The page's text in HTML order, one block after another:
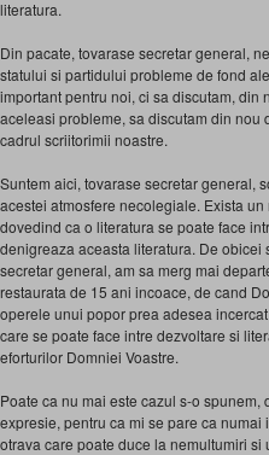
literatura.
Din pacate, tovarase secretar general,
statului si partidului probleme de fond
important pentru noi, ci sa discutam, din
aceleasi probleme, sa discutam din nou
cadrul scriitorimii noastre.
Suntem aici, tovarase secretar general,
acestei atmosfere necolegiale. Exista
dovedind ca o literatura se poate face
denigreaza aceasta literatura. De
secretar general, am sa merg mai
restaurata de 15 ani incoace, de cand
operele unui popor prea adesea
care se poate face intre dezvoltare si
eforturilor Domniei Voastre.
Poate ca nu mai este cazul s-o
expresie, pentru ca mi se pare ca
otrava care poate duce la nemultumiri si